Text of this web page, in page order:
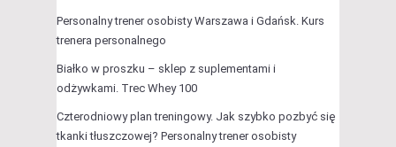
Personalny trener osobisty Warszawa i Gdańsk. Kurs
trenera personalnego
Białko w proszku – sklep z suplementami i
odżywkami. Trec Whey 100
Czterodniowy plan treningowy. Jak szybko pozbyć się
tkanki tłuszczowej? Personalny trener osobisty